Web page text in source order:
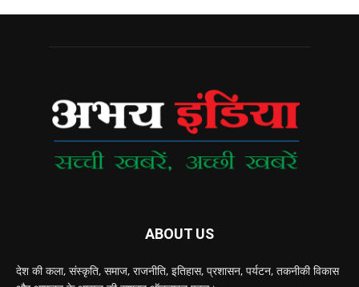
ABOUT US
देश की कला, संस्‍कृति, समाज, राजनीति, इतिहास, प्रशासन, पर्यटन, तकनीकी विकास